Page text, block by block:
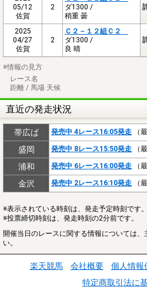
05/12
佐賀
2
ダ1300 /
稍重 曇
2025
04/27
佐賀
2
Ｃ２－１２組Ｃ２
ダ1300 /
良 晴
※情報の見方
レース名
距離 / 馬場 天候
直近の発走状況
帯広ば 発売中 4レース16:05発走 （
盛岡 発売中 8レース15:50発走 （
浦和 発売中 6レース16:00発走 （
金沢 発売中 2レース16:10発走 （
※表示されている時刻は、発走予定時刻です。
※投票締切時刻は、発走時刻の2分前です。
開催当日のレースに関する情報については
い。
楽天競馬 会社概要 個人情報
特定商取引法に